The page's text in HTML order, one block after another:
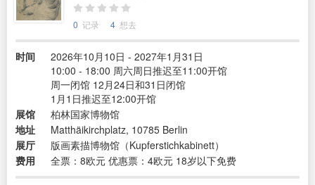
0 记录 4 想去
时间
2026年10月10日 - 2027年1月31日
10:00 - 18:00 周六周日推迟至11:00开馆
周一闭馆 12月24日和31日闭馆
1月1日推迟至12:00开馆
展馆
柏林国家博物馆
地址
Matthäikirchplatz, 10785 Berlin
展厅
版画素描博物馆（Kupferstichkabinett）
费用
全票：8欧元 优惠票：4欧元 18岁以下免费